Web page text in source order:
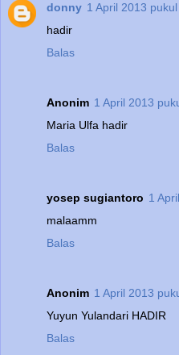
donny 1 April 2013
hadir
Balas
Anonim 1 April 2013
Maria Ulfa hadir
Balas
yosep sugiantoro 1
malaamm
Balas
Anonim 1 April 2013
Yuyun Yulandari HADIR
Balas